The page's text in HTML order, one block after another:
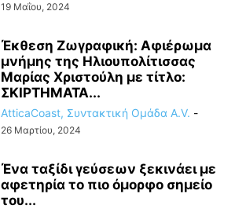
19 Μαΐου, 2024
Έκθεση Ζωγραφική: Αφιέρωμα
μνήμης της Ηλιουπολίτισσας
Μαρίας Χριστούλη με τίτλο:
ΣΚΙΡΤΗΜΑΤΑ...
AtticaCoast, Συντακτική Ομάδα A.V. -
26 Μαρτίου, 2024
Ένα ταξίδι γεύσεων ξεκινάει με
αφετηρία το πιο όμορφο σημείο
του...